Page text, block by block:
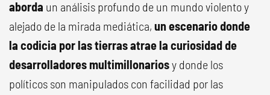
aborda un análisis profundo de un mundo violento y
alejado de la mirada mediática, un escenario donde
la codicia por las tierras atrae la curiosidad de
desarrolladores multimillonariosy donde los
políticos son manipulados con facilidad por las